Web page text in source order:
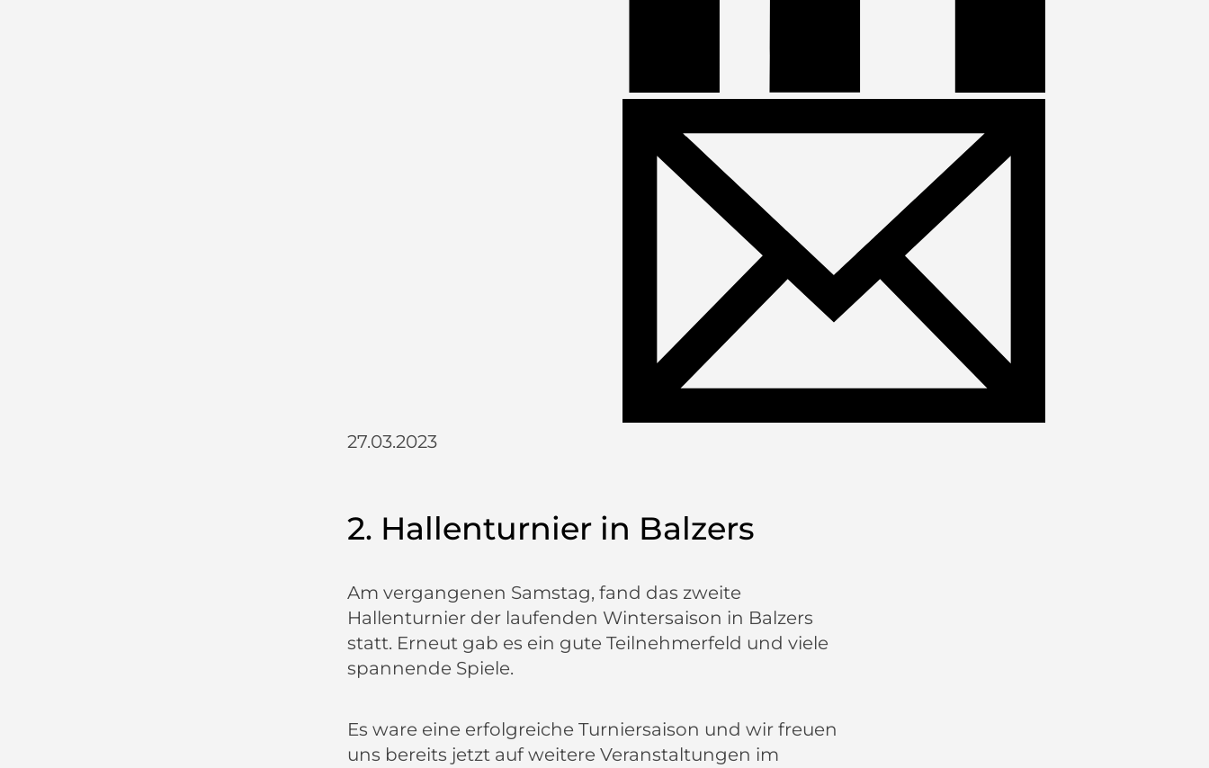
27.03.2023
2. Hallenturnier in Balzers
Am vergangenen Samstag, fand das zweite
Hallenturnier der laufenden Wintersaison in Balzers
statt. Erneut gab es ein gute Teilnehmerfeld und viele
spannende Spiele.
Es ware eine erfolgreiche Turniersaison und wir freuen
uns bereits jetzt auf weitere Veranstaltungen im